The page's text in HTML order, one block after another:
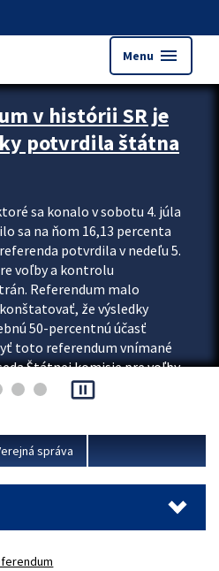
Menu menu
v histórii SR je
potvrdila štátna
sa konalo v sobotu 4. júla
sa na ňom 16,13 percenta
potvrdila v nedeľu 5.
voľby a kontrolu
Referendum malo
že výsledky
50-percentnú účasť
toto referendum vnímané
Štátnej komisie pre voľby
pause_presentation
správa